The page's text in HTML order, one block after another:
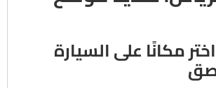
1: اختر مكانًا على السيارة